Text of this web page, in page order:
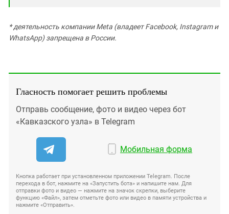
* деятельность компании Meta (владеет Facebook, Instagram и
WhatsApp) запрещена в России.
Гласность помогает решить проблемы
Отправь сообщение, фото и видео через бот
«Кавказского узла» в Telegram
Мобильная форма
Кнопка работает при установленном приложении Telegram. После
перехода в бот, нажмите на «Запустить бота» и напишите нам. Для
отправки фото и видео — нажмите на значок скрепки, выберите
функцию «Файл», затем отметьте фото или видео в памяти устройства и
нажмите «Отправить».